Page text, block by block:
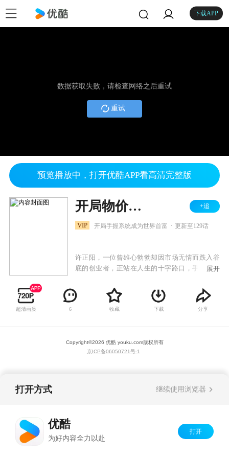
下载APP
数据获取失败，请检查网络之后重试
重试
预览播放中，打开优酷APP看高清完整版
开局物价贬值，我成为了世界首富 +追
VIP 开局手握系统成为世界首富 更新至129话
许正阳，一位曾雄心勃勃却因市场无情而跌入谷
底的创业者，正站在人生的十字路口，手中紧握
就在这关键时刻，一道不可思议的光芒划破了他
黯淡的世界——一个神秘系统悄然降临，带来了
震撼人心的消息：全球范围内，所有物价奇迹般
来的变故，瞬间将他推上了全球财富之巅，其资
产之巨，远超昔日的任何一位世界首富。
展开
超清画质 6 收藏 下载 分享
Copyright©2026 优酷 youku.com版权所有
京ICP备06050721号-1
打开方式 继续使用浏览器
优酷
为好内容全力以赴
打开